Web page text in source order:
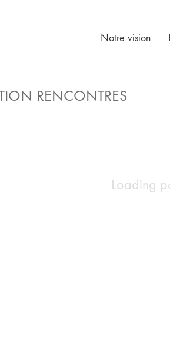
Notre vision
RENCONTRES
Loading